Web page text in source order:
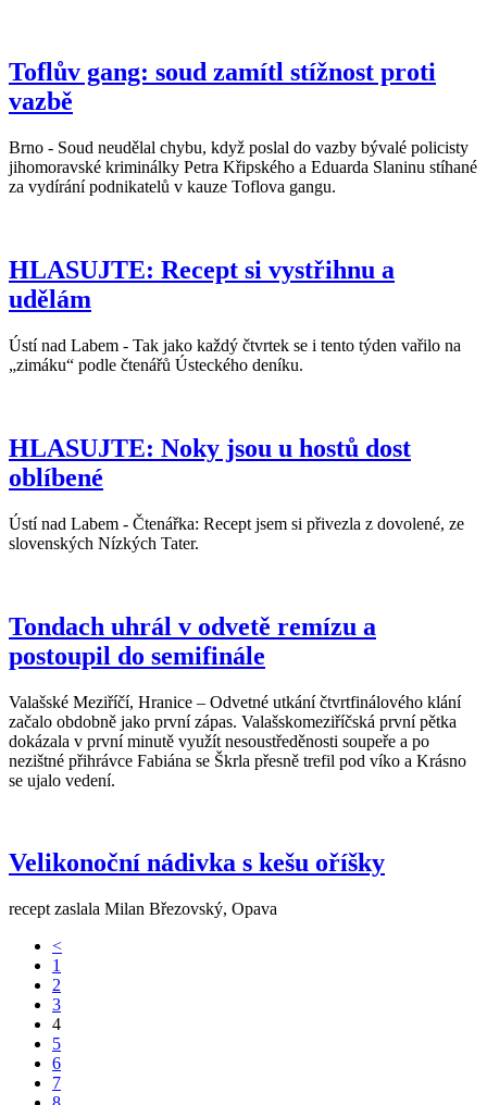
Toflův gang: soud zamítl stížnost proti
vazbě
Brno - Soud neudělal chybu, když poslal do vazby bývalé policisty
jihomoravské kriminálky Petra Křipského a Eduarda Slaninu stíhané
za vydírání podnikatelů v kauze Toflova gangu.
HLASUJTE: Recept si vystřihnu a
udělám
Ústí nad Labem - Tak jako každý čtvrtek se i tento týden vařilo na
„zimáku“ podle čtenářů Ústeckého deníku.
HLASUJTE: Noky jsou u hostů dost
oblíbené
Ústí nad Labem - Čtenářka: Recept jsem si přivezla z dovolené, ze
slovenských Nízkých Tater.
Tondach uhrál v odvetě remízu a
postoupil do semifinále
Valašské Meziříčí, Hranice – Odvetné utkání čtvrtfinálového klání
začalo obdobně jako první zápas. Valašskomeziříčská první pětka
dokázala v první minutě využít nesoustředěnosti soupeře a po
nezištné přihrávce Fabiána se Škrla přesně trefil pod víko a Krásno
se ujalo vedení.
Velikonoční nádivka s kešu oříšky
recept zaslala Milan Březovský, Opava
<
1
2
3
4
5
6
7